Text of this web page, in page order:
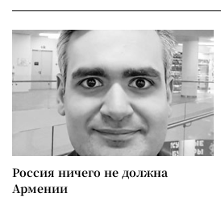
Россия ничего не должна
Армении